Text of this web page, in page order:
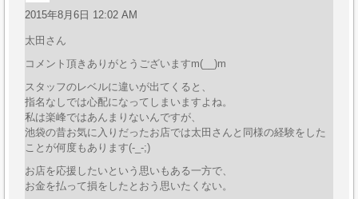
2015年8月6日 12:02 AM
太田さん
コメント頂きありがとうございますm(__)m
スタッフのレベルに違いが出てくると、
指名なしでは心配になってしまいますよね。
私は楽峰ではあんまりないんですが、
池袋の昔お気に入りだったお店では太田さんと同様の経験をした
ことが何度もあります(-_-;)
お店を応援したいという思いもある一方で、
お金を払って損をしたとおう思いたくない。